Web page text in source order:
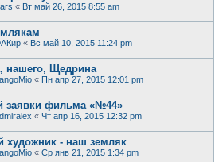
« Вт май 26, 2015 8:55 am
« Вс май 10, 2015 11:24 pm
нашего, Щедрина
« Пн апр 27, 2015 12:01 pm
заявки фильма «№44»
« Чт апр 16, 2015 12:32 pm
художник - наш земляк
« Ср янв 21, 2015 1:34 pm